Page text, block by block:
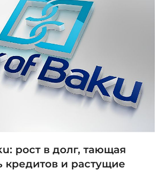
рост в долг, тающая
кредитов и растущие